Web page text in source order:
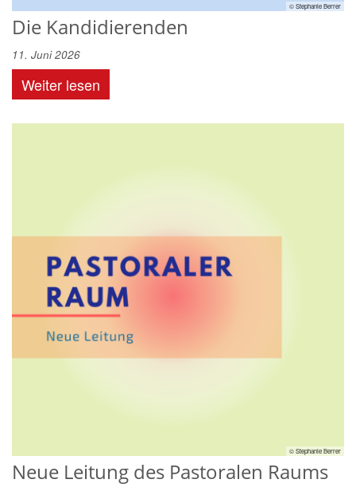
© Stephanie Berrer
Die Kandidierenden
11. Juni 2026
Weiter lesen
© Stephanie Berrer
Neue Leitung des Pastoralen Raums